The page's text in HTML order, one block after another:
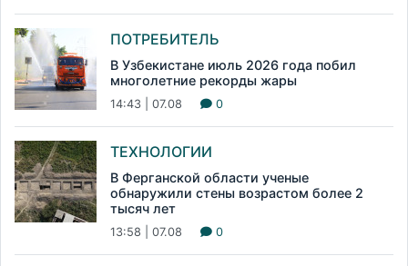
ПОТРЕБИТЕЛЬ
В Узбекистане июль 2026 года побил
многолетние рекорды жары
14:43 | 07.08 0
ТЕХНОЛОГИИ
В Ферганской области ученые
обнаружили стены возрастом более 2
тысяч лет
13:58 | 07.08 0